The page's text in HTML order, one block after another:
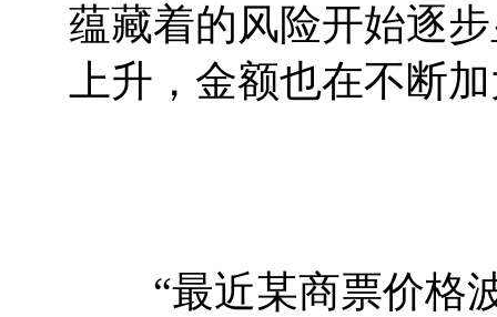
蕴藏着的风险开始逐
上升，金额也在不断
“最近某商票价格波